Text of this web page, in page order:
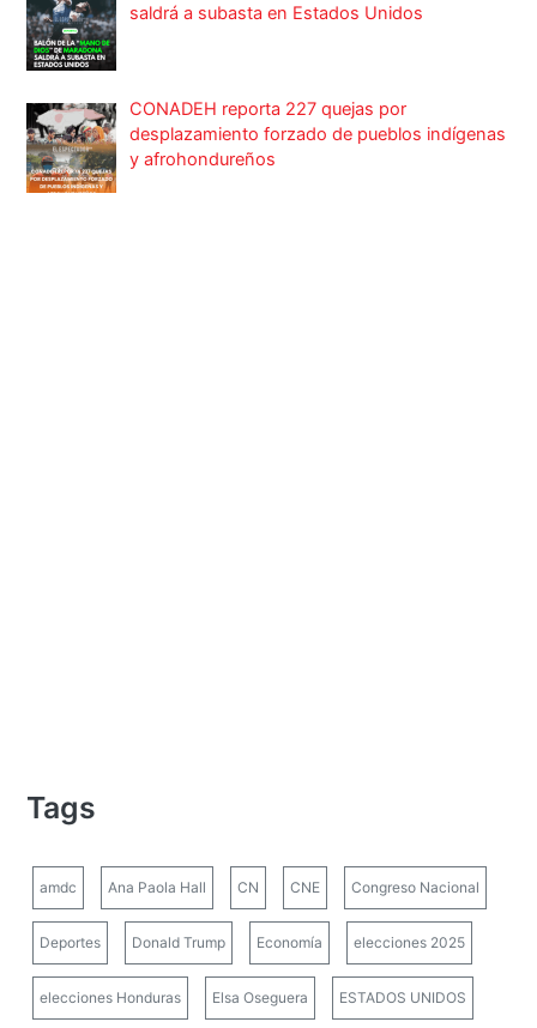
saldrá a subasta en Estados Unidos
CONADEH reporta 227 quejas por
desplazamiento forzado de pueblos indígenas
y afrohondureños
Tags
amdc Ana Paola Hall CN CNE Congreso Nacional
Deportes Donald Trump Economía elecciones 2025
elecciones Honduras Elsa Oseguera ESTADOS UNIDOS